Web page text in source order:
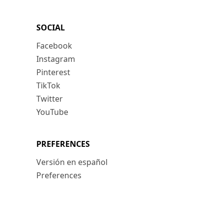
SOCIAL
Facebook
Instagram
Pinterest
TikTok
Twitter
YouTube
PREFERENCES
Versión en español
Preferences